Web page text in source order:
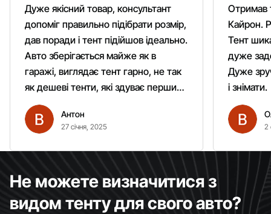
Дуже якісний товар, консультант
допоміг правильно підібрати розмір,
дав поради і тент підійшов ідеально.
Авто зберігається майже як в
гаражі, виглядає тент гарно, не так
як дешеві тенти, які здуває першим
вітром. Гарно кріпиться.
Рекомендую однозначно!
Антон
27 січня, 2025
Отримав
Кайрон.
Тент
дуже
Дуже
і знімати.
2
Не можете визначитися з
видом тенту для свого авто?